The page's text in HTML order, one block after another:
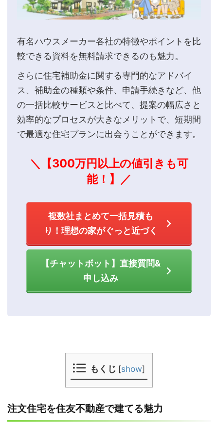
有名ハウスメーカー各社の特徴やポイントを比
較できる資料を無料請求できるのも魅力。
さらに住宅補助金に関する専門的なアドバイ
ス、補助金の種類や条件、申請手続きなど、他
の一括比較サービスと比べて、提案の幅広さと
効率的なプロセスが大きなメリットで、短期間
で最適な住宅プランに出会うことができます。
＼【300万円以上の値引きも可
能！】／
複数社まとめて一括見積も
り！理想の家がぐっと近づく
【チャットボット】直接質問&
申し込み
もくじ [show]
注文住宅を住友不動産で建てる魅力